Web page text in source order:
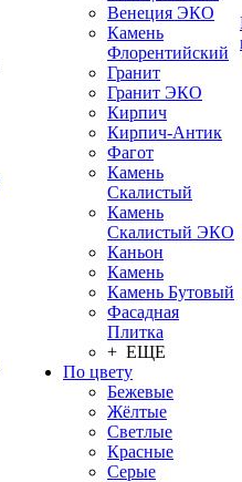
Венеция ЭКО
Камень
Флорентийский
Гранит
Гранит ЭКО
Кирпич
Кирпич-Антик
Фагот
Камень
Скалистый
Камень
Скалистый ЭКО
Каньон
Камень
Камень Бутовый
Фасадная
Плитка
+ ЕЩЕ
По цвету
Бежевые
Жёлтые
Светлые
Красные
Серые